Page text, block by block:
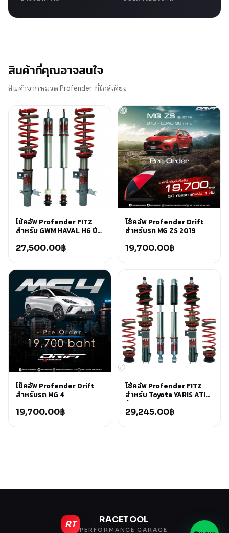
สินค้าที่คุณอาจสนใจ
สินค้าจากหมวด Profender ที่ใกล้เคียง
โช้คอัพ Profender FITZ
สำหรับ GWM HAVAL H6 ปี
2021+
27,500.00฿
โช็คอัพ Profender Drift
สำหรับรถ MG ZS 2019
19,700.00฿
โช็คอัพ Profender Drift
สำหรับรถ MG 4
19,700.00฿
โช้คอัพ Profender FITZ
สำหรับ Toyota YARIS ATIV
ปี 2022+
29,245.00฿
RT RACETOOL
PERFORMANCE GARAGE